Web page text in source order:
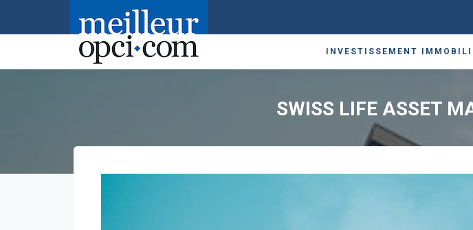
INVESTISSEMENT
Accueil>Swiss Life Asset Management France
SWISS LIFE ASSET